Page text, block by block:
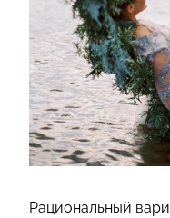
Рациональный